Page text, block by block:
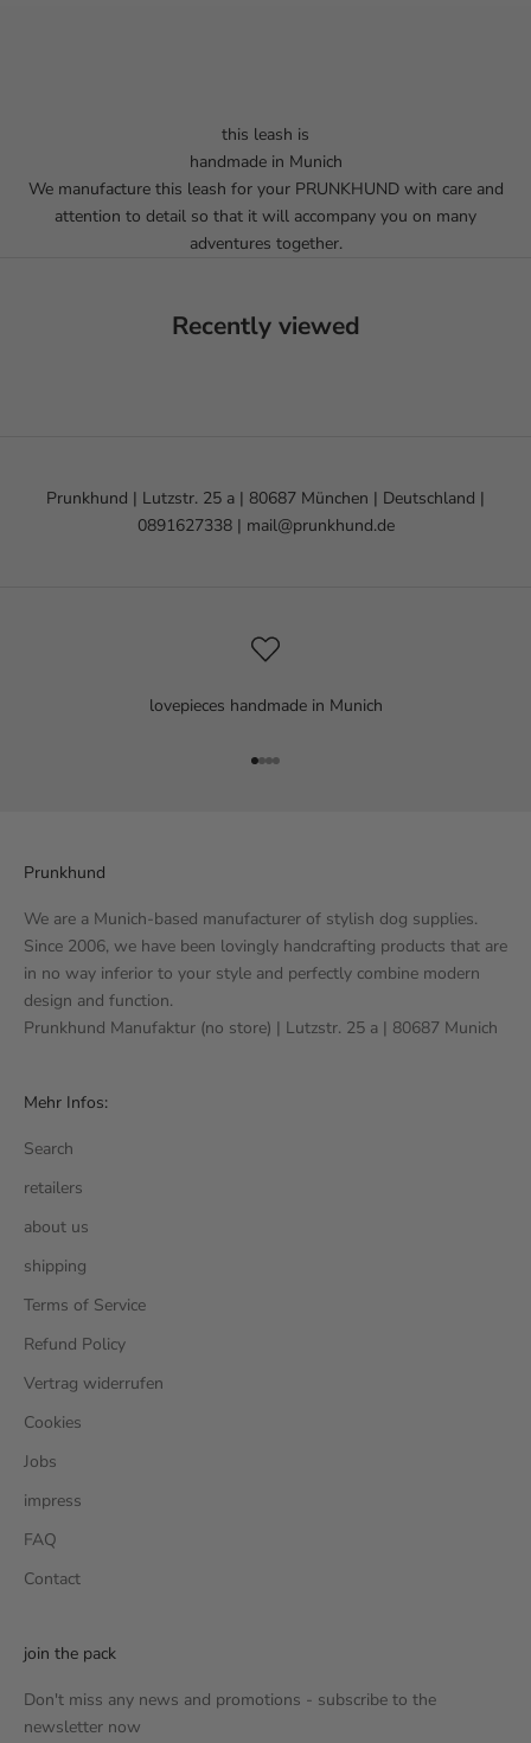
this leash is
handmade in Munich
We manufacture this leash for your PRUNKHUND with care and
attention to detail so that it will accompany you on many
adventures together.
Recently viewed
Prunkhund | Lutzstr. 25 a | 80687 München | Deutschland |
0891627338 | mail@prunkhund.de
lovepieces handmade in Munich
Go to item 1
Go to item 2
Go to item 3
Go to item 4
Prunkhund
We are a Munich-based manufacturer of stylish dog supplies.
Since 2006, we have been lovingly handcrafting products that are
in no way inferior to your style and perfectly combine modern
design and function.
Prunkhund Manufaktur (no store) | Lutzstr. 25 a | 80687 Munich
Mehr Infos:
Search
retailers
about us
shipping
Terms of Service
Refund Policy
Vertrag widerrufen
Cookies
Jobs
impress
FAQ
Contact
join the pack
Don't miss any news and promotions - subscribe to the
newsletter now